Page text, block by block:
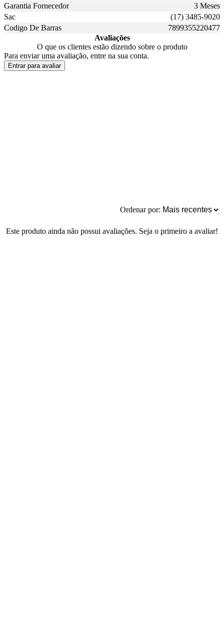
Garantia Fornecedor
3 Meses
Sac
(17) 3485-9020
Codigo De Barras
7899355220477
Avaliações
O que os clientes estão dizendo sobre o produto
Para enviar uma avaliação, entre na sua conta.
Entrar para avaliar
Ordenar por:
Este produto ainda não possui avaliações. Seja o primeiro a avaliar!